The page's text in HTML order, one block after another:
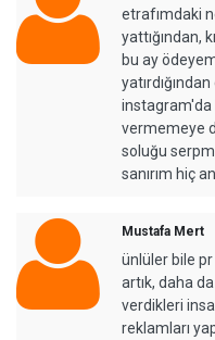
etrafımdaki
yattığından,
bu ay
instagram'da
vermemeye
soluğu
sanırım hiç
Mustafa Mert
ünlüler bile
artık, daha
verdikleri
reklamları